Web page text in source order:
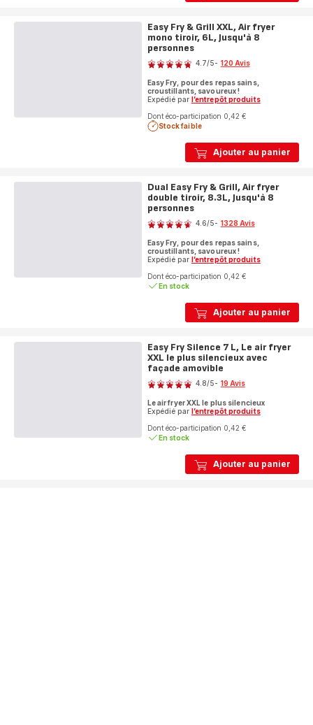
Ajouter au panier
Easy Fry & Grill XXL, Air fryer
mono tiroir, 6L, Jusqu'à 8
personnes
Note
4.7/5- 120 Avis
Easy Fry, pour des repas sains,
croustillants, savoureux !
Expédié par l’entrepôt produits
Dont éco-participation 0,42 €
Stock faible
Ajouter au panier
Dual Easy Fry & Grill, Air fryer
double tiroir, 8.3L, Jusqu'à 8
personnes
Note
4.6/5- 1328 Avis
Easy Fry, pour des repas sains,
croustillants, savoureux !
Expédié par l’entrepôt produits
Dont éco-participation 0,42 €
En stock
Ajouter au panier
Easy Fry Silence 7 L, Le air fryer
XXL le plus silencieux avec
façade amovible
Note
4.8/5- 19 Avis
Le air fryer XXL le plus silencieux
Expédié par l’entrepôt produits
Dont éco-participation 0,42 €
En stock